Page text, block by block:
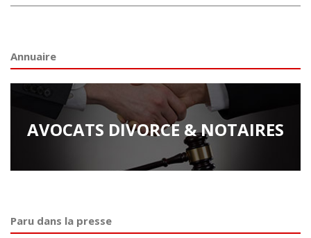
Annuaire
AVOCATS DIVORCE & NOTAIRES
Paru dans la presse